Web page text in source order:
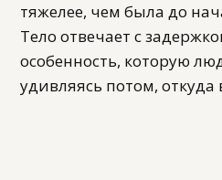
тяжелее, чем была до
Тело отвечает с
особенность, которую
удивляясь потом, откуда